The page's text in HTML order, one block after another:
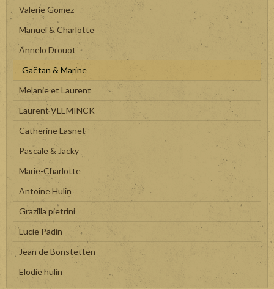
Valerie Gomez
Manuel & Charlotte
Annelo Drouot
Gaëtan & Marine
Melanie et Laurent
Laurent VLEMINCK
Catherine Lasnet
Pascale & Jacky
Marie-Charlotte
Antoine Hulin
Grazilla pietrini
Lucie Padin
Jean de Bonstetten
Elodie hulin